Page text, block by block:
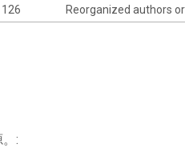
126 Reorganized authors
: